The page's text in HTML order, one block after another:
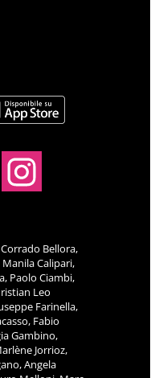
Bellora,
Calipari,
Paolo Ciambi,
Leo
Farinella,
Fabio
Gambino,
Jorrioz,
Angela